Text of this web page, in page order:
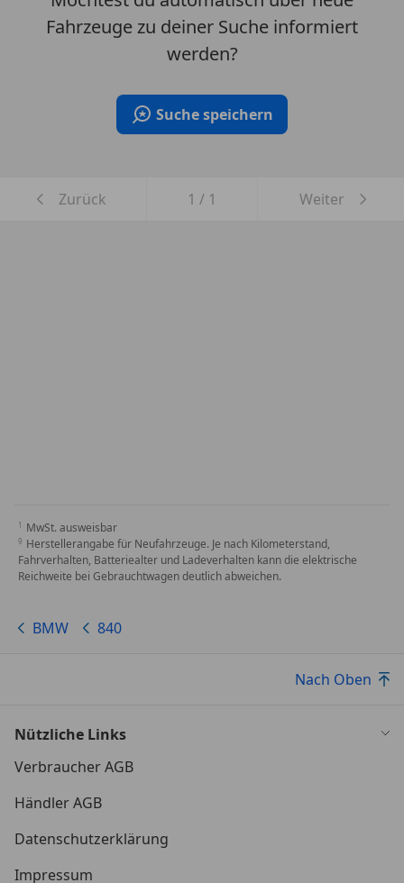
Fahrzeuge zu deiner Suche informiert
werden?
Suche speichern
Zurück 1 / 1 Weiter
MwSt. ausweisbar
Herstellerangabe für Neufahrzeuge. Je nach Kilometerstand,
Fahrverhalten, Batteriealter und Ladeverhalten kann die elektrische
Reichweite bei Gebrauchtwagen deutlich abweichen.
BMW 840
Nach Oben
Nützliche Links
Verbraucher AGB
Händler AGB
Datenschutzerklärung
Impressum